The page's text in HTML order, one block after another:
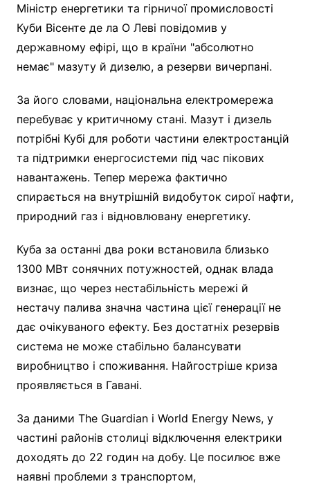
Міністр енергетики та гірничої промисловості
Куби Вісенте де ла О Леві повідомив у
державному ефірі, що в країни "абсолютно
немає" мазуту й дизелю, а резерви вичерпані.
За його словами, національна електромережа
перебуває у критичному стані. Мазут і дизель
потрібні Кубі для роботи частини електростанцій
та підтримки енергосистеми під час пікових
навантажень. Тепер мережа фактично
спирається на внутрішній видобуток сирої нафти,
природний газ і відновлювану енергетику.
Куба за останні два роки встановила близько
1300 МВт сонячних потужностей, однак влада
визнає, що через нестабільність мережі й
нестачу палива значна частина цієї генерації не
дає очікуваного ефекту. Без достатніх резервів
система не може стабільно балансувати
виробництво і споживання. Найгостріше криза
проявляється в Гавані.
За даними The Guardian і World Energy News, у
частині районів столиці відключення електрики
доходять до 22 годин на добу. Це посилює вже
наявні проблеми з транспортом,